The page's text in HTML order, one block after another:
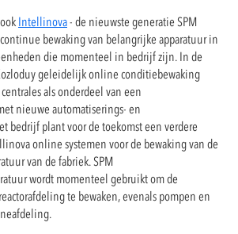
Intellinova- de nieuwste generatie SPM
bewaking van belangrijke apparatuur in
die momenteel in bedrijf zijn. In de
geleidelijk online conditiebewaking
als onderdeel van een
nieuwe automatiserings- en
bedrijf plant voor de toekomst een verdere
online systemen voor de bewaking van de
van de fabriek. SPM
wordt momenteel gebruikt om de
te bewaken, evenals pompen en